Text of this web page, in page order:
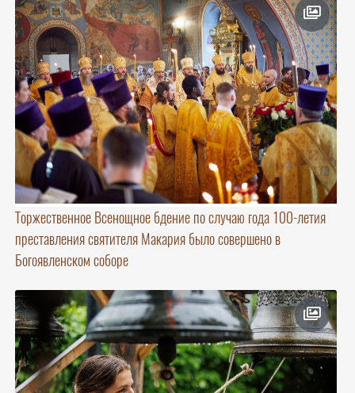
Торжественное Всенощное бдение по случаю года 100-летия
преставления святителя Макария было совершено в
Богоявленском соборе